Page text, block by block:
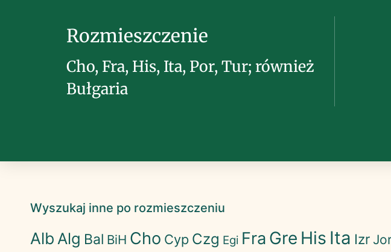
Rozmieszczenie
Cho, Fra, His, Ita, Por, Tur; również
Bułgaria
Wyszukaj inne po rozmieszczeniu
AlbAlg Bal BiH Cho Cyp Czg Egi Fra Gre His Ita Izr